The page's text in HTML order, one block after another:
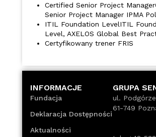
Certified Senior Project
Senior Project Manager IPMA
ITIL Foundation LevelITIL
Level, AXELOS Global Best
Certyfikowany trener FRIS
INFORMACJE
Fundacja
Deklaracja Dostępności
Aktualności
GRUPA
ul. Podgórze
61-749